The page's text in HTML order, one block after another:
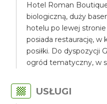
Hotel Roman
biologiczną, duży
hotelu po lewej
posiada restaurację, w
posiłki. Do dyspozycji
ogród tematyczny, w
USŁUGI